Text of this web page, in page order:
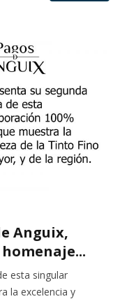
Anguix,
esta singular
la excelencia y